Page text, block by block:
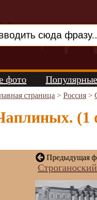
фото
страница > Россия >
(1
Предыдущая